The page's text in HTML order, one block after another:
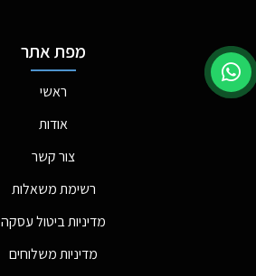
מפת אתר
ראשי
אודות
צור קשר
רשימת משאלות
מדיניות ביטול עסקה
מדיניות משלוחים